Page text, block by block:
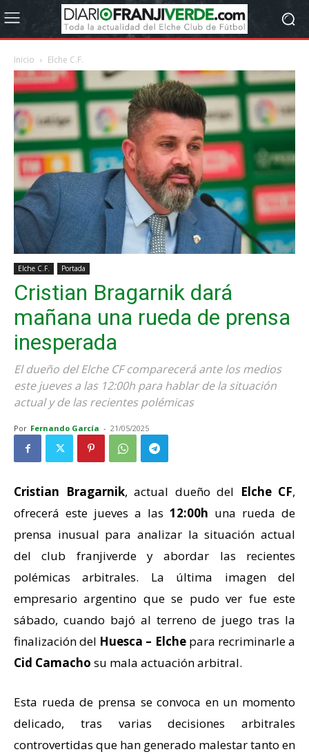
Inicio Elche C.F.
Elche C.F. Portada
Cristian Bragarnik dará
mañana una rueda de prensa
inesperada
El dueño del Elche CF comparecerá ante los medios
este jueves a las 12:00h para hablar de la situación
actual y de las recientes polémicas
Por Fernando García - 21/05/2025
Cristian Bragarnik, actual dueño del Elche CF,
ofrecerá este jueves a las 12:00h una rueda de
prensa inusual para analizar la situación actual
del club franjiverde y abordar las recientes
polémicas arbitrales. La última imagen del
empresario argentino que se pudo ver fue este
sábado, cuando bajó al terreno de juego tras la
finalización del Huesca – Elchepara recriminarle a
Cid Camacho su mala actuación arbitral.
Esta rueda de prensa se convoca en un momento
delicado, tras varias decisiones arbitrales
controvertidas que han generado malestar tanto en